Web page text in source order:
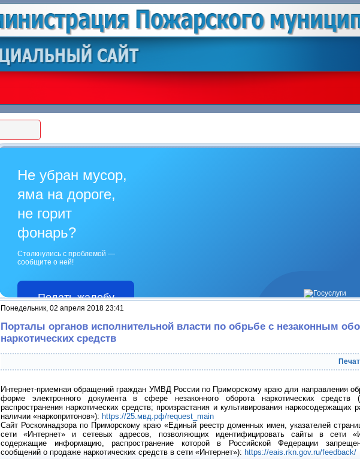
Не убран мусор,
яма на дороге,
не горит
фонарь?
Столкнулись с проблемой —
сообщите о ней!
Подать жалобу
Понедельник, 02 апреля 2018 23:41
Порталы органов исполнительной власти по обрьбе с незаконным
наркотических средств
Интернет-приемная обращений граждан УМВД России по Приморскому краю для направления
форме электронного документа в сфере незаконного оборота наркотических средств
распространения наркотических средств; произрастания и культивирования наркосодержащих
наличии «наркопритонов»): https://25.мвд.рф/request_main
Сайт Роскомнадзора по Приморскому краю «Единый реестр доменных имен, указателей
сети «Интернет» и сетевых адресов, позволяющих идентифицировать сайты в сети
содержащие информацию, распространение которой в Российской Федерации
сообщений о продаже наркотических средств в сети «Интернет»): https://eais.rkn.gov.ru/feedback/